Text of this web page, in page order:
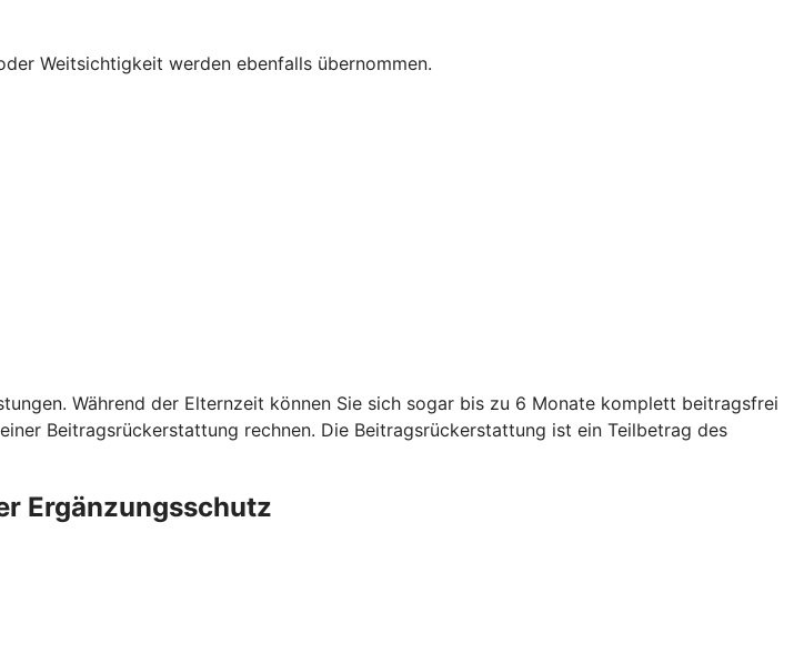
Weitsichtigkeit werden ebenfalls übernommen.
Während der Elternzeit können Sie sich sogar bis zu 6 Monate komplett beitragsfrei
Beitragsrückerstattung rechnen. Die Beitragsrückerstattung ist ein Teilbetrag des
Ergänzungsschutz